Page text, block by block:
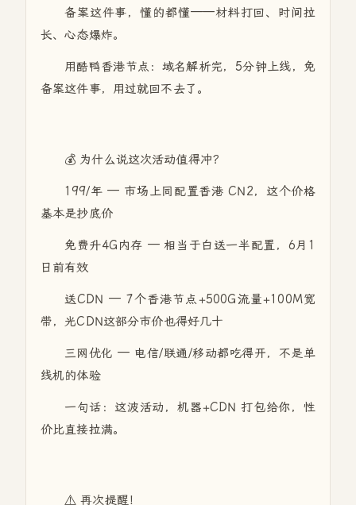
备案这件事，懂的都懂——材料打回、时间拉
长、心态爆炸。
用酷鸭香港节点：域名解析完，5分钟上线，免
备案这件事，用过就回不去了。
💰 为什么说这次活动值得冲？
199/年 — 市场上同配置香港 CN2，这个价格
基本是抄底价
免费升4G内存 — 相当于白送一半配置，6月1
日前有效
送CDN — 7个香港节点+500G流量+100M宽
带，光CDN这部分市价也得好几十
三网优化 — 电信/联通/移动都吃得开，不是单
线机的体验
一句话：这波活动，机器+CDN 打包给你，性
价比直接拉满。
⚠️ 再次提醒！